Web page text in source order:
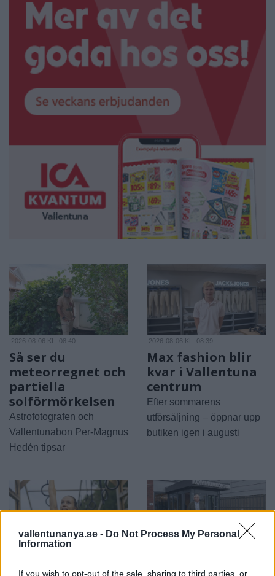
vallentunanya.se - Do Not Process My Personal
Information
If you wish to opt-out of the sale, sharing to third parties, or
2026-08-06 KL. 08:40
Så ser du
meteorregnet och
partiella
solförmörkelsen
Astrofotografen och
Vallentunabon Per-Magnus
Hedén tipsar
2026-08-06 KL. 08:39
Max fashion blir
kvar i Vallentuna
centrum
Efter sommarens
utförsäljning – öppnar upp
butiken igen i augusti